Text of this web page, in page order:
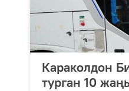
Караколдон
турган 10